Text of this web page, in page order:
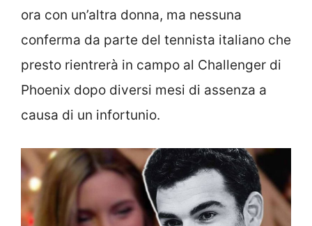
ora con un’altra donna, ma nessuna
conferma da parte del tennista italiano che
presto rientrerà in campo al Challenger di
Phoenix dopo diversi mesi di assenza a
causa di un infortunio.